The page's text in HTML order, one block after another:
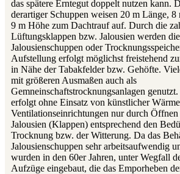
das spätere Erntegut doppelt nutzen kann.
derartiger Schuppen weisen 20 m Länge,
9 m Höhe zum Dachtrauf auf. Durch die
Lüftungsklappen bzw. Jalousien werden
Jalousienschuppen oder
Aufstellung erfolgt möglichst freistehend
in Nähe der Tabakfelder bzw. Gehöfte.
mit größeren Ausmaßen auch als
Gemneinschaftstrocknungsanlagen
erfolgt ohne Einsatz von künstlicher
Ventilationseinrichtungen nur durch
Jalousien (Klappen) entsprechend den
Trocknung bzw. der Witterung. Da das
Jalousienschuppen sehr arbeitsaufwendig
wurden in den 60er Jahren, unter Wegfall
Aufzüge eingebaut, die das Emporheben